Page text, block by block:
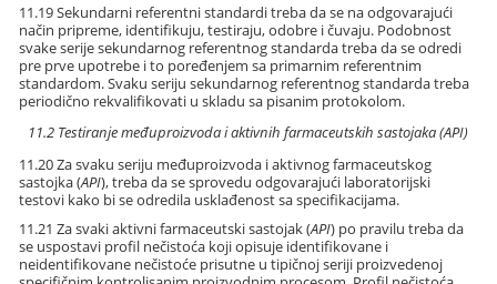
11.19 Sekundarni referentni standardi treba da se na odgovarajući
način pripreme, identifikuju, testiraju, odobre i čuvaju. Podobnost
svake serije sekundarnog referentnog standarda treba da se odredi
pre prve upotrebe i to poređenjem sa primarnim referentnim
standardom. Svaku seriju sekundarnog referentnog standarda treba
periodično rekvalifikovati u skladu sa pisanim protokolom.
11.2 Testiranje međuproizvoda i aktivnih farmaceutskih sastojaka (API)
11.20 Za svaku seriju međuproizvoda i aktivnog farmaceutskog
sastojka (API), treba da se sprovedu odgovarajući laboratorijski
testovi kako bi se odredila usklađenost sa specifikacijama.
11.21 Za svaki aktivni farmaceutski sastojak (API) po pravilu treba da
se uspostavi profil nečistoća koji opisuje identifikovane i
neidentifikovane nečistoće prisutne u tipičnoj seriji proizvedenoj